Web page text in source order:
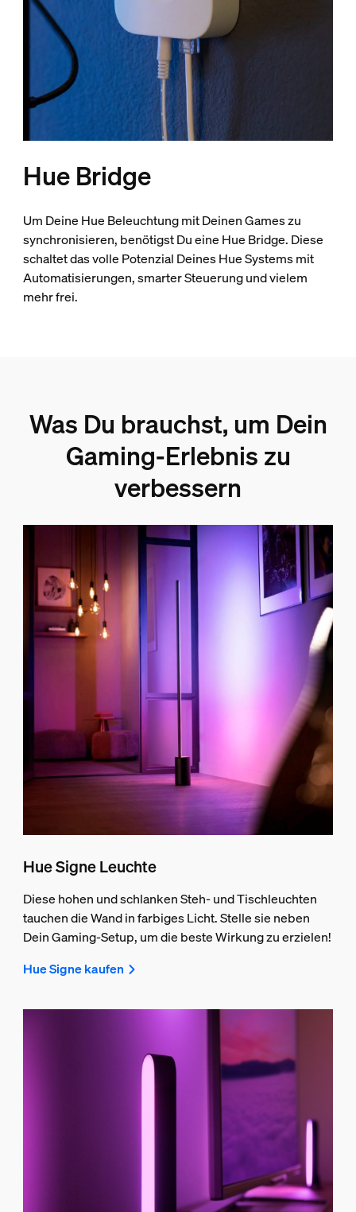
Hue Bridge
Um Deine Hue Beleuchtung mit Deinen Games zu
synchronisieren, benötigst Du eine Hue Bridge. Diese
schaltet das volle Potenzial Deines Hue Systems mit
Automatisierungen, smarter Steuerung und vielem
mehr frei.
Was Du brauchst, um Dein
Gaming-Erlebnis zu
verbessern
Hue Signe Leuchte
Diese hohen und schlanken Steh- und Tischleuchten
tauchen die Wand in farbiges Licht. Stelle sie neben
Dein Gaming-Setup, um die beste Wirkung zu erzielen!
Hue Signe kaufen